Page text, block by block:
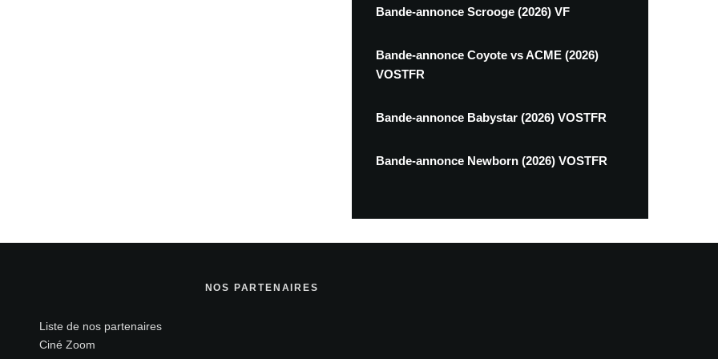
Bande-annonce Scrooge (2026) VF
Bande-annonce Coyote vs ACME (2026)
VOSTFR
Bande-annonce Babystar (2026) VOSTFR
Bande-annonce Newborn (2026) VOSTFR
NOS PARTENAIRES
Liste de nos partenaires
Ciné Zoom